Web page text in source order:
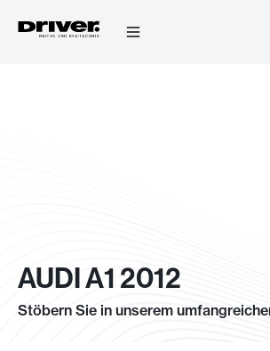
AUDI A1 2012
Stöbern Sie in unserem